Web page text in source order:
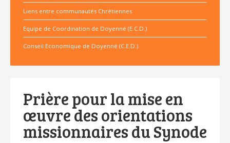
Liens entre communautés Chrétiennes
Equipe de Coordination de Doyenné (E.C.D.)
Conseil Economique de Doyenné (C.E.D.)
Prière pour la mise en
œuvre des orientations
missionnaires du Synode